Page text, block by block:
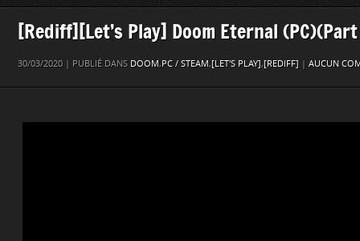
[Rediff][Let’s Play] Doom Eternal
30/03/2020 | PUBLIÉ DANS DOOM,PC / STEAM,[LET'S PLAY],[REDIFF] AUCUN